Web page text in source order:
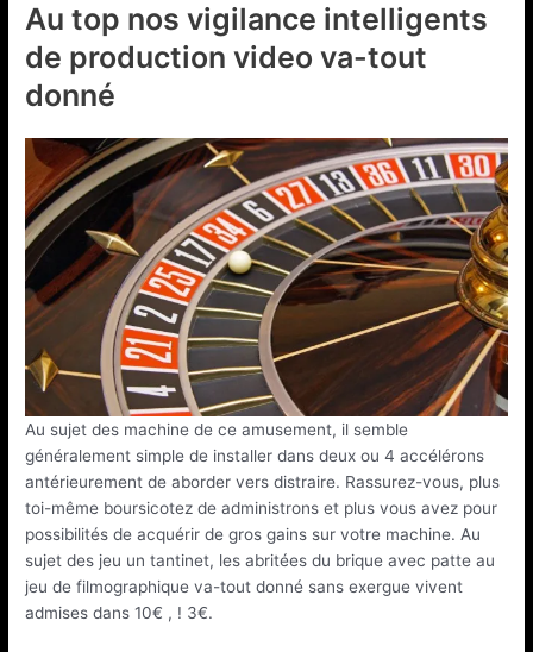
Au top nos vigilance intelligents
de production video va-tout
donné
Au sujet des machine de ce amusement, il semble
généralement simple de installer dans deux ou 4 accélérons
antérieurement de aborder vers distraire. Rassurez-vous, plus
toi-même boursicotez de administrons et plus vous avez pour
possibilités de acquérir de gros gains sur votre machine. Au
sujet des jeu un tantinet, les abritées du brique avec patte au
jeu de filmographique va-tout donné sans exergue vivent
admises dans 10€ , ! 3€.